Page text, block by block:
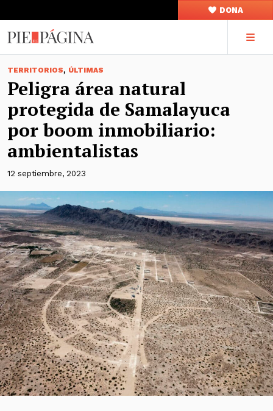
DONA
TERRITORIOS, ÚLTIMAS
Peligra área natural
protegida de Samalayuca
por boom inmobiliario:
ambientalistas
12 septiembre, 2023